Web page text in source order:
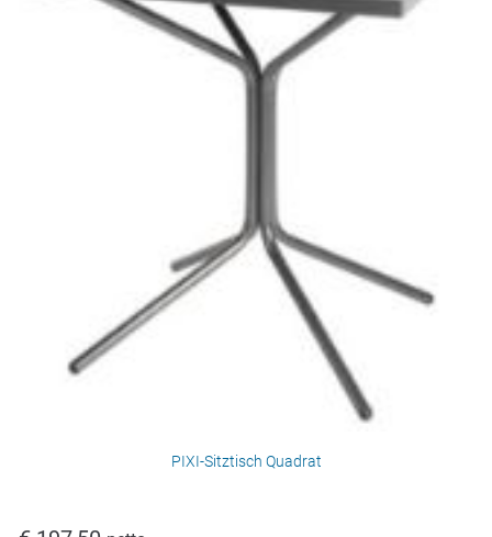
PIXI-Sitztisch Quadrat